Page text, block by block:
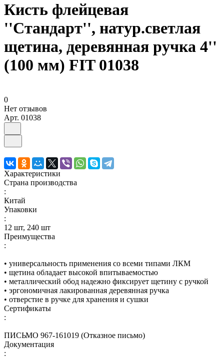
Кисть флейцевая
''Стандарт'', натур.светлая
щетина, деревянная ручка 4''
(100 мм) FIT 01038
0
Нет отзывов
Арт. 01038
Характеристики
Страна производства
:
Китай
Упаковки
:
12 шт, 240 шт
Преимущества
:
• универсальность применения со всеми типами ЛКМ
• щетина обладает высокой впитываемостью
• металлический обод надежно фиксирует щетину с ручкой
• эргономичная лакированная деревянная ручка
• отверстие в ручке для хранения и сушки
Сертификаты
:
ПИСЬМО 967-161019 (Отказное письмо)
Документация
: